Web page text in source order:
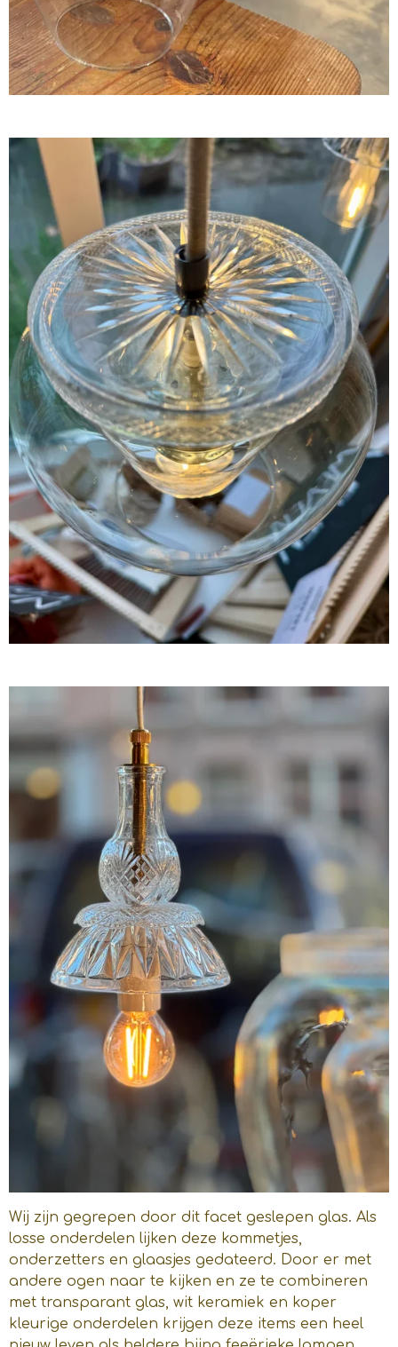
Wij zijn gegrepen door dit facet geslepen glas. Als
losse onderdelen lijken deze kommetjes,
onderzetters en glaasjes gedateerd. Door er met
andere ogen naar te kijken en ze te combineren
met transparant glas, wit keramiek en koper
kleurige onderdelen krijgen deze items een heel